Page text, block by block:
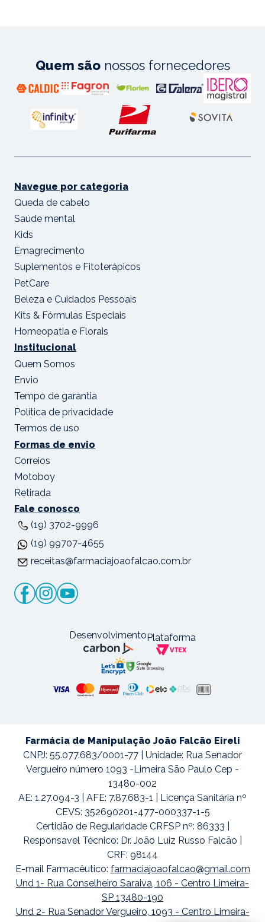
Quem sãonossos fornecedores
Navegue por categoria
Queda de cabelo
Saúde mental
Kids
Emagrecimento
Suplementos e Fitoterápicos
PetCare
Beleza e Cuidados Pessoais
Kits & Fórmulas Especiais
Homeopatia e Florais
Institucional
Quem Somos
Envio
Tempo de garantia
Política de privacidade
Termos de uso
Formas de envio
Correios
Motoboy
Retirada
Fale conosco
(19) 3702-9996
(19) 99707-4655
receitas@farmaciajoaofalcao.com.br
DesenvolvimentoPlataforma
Farmácia de Manipulação João Falcão Eireli
CNPJ: 55.077.683/0001-77 | Unidade: Rua Senador
Vergueiro número 1093 -Limeira São Paulo Cep -
13480-002
AE: 1.27.094-3 | AFE: 7.87.683-1 | Licença Sanitária nº
CEVS: 352690201-477-000337-1-5
Certidão de Regularidade CRFSP nº: 86333 |
Responsavel Técnico: Dr. João Luiz Russo Falcão |
CRF: 98144
E-mail Farmacêutico: farmaciajoaofalcao@gmail.com
Und 1- Rua Conselheiro Saraiva, 106 - Centro Limeira-
SP 13480-190
Und 2- Rua Senador Vergueiro, 1093 - Centro Limeira-